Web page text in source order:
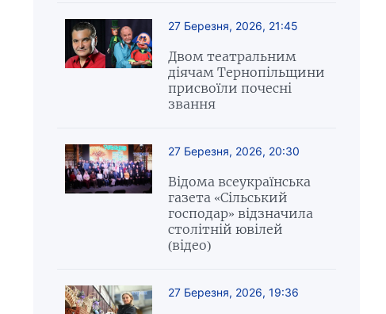
27 Березня, 2026, 21:45
Двом театральним
діячам Тернопільщини
присвоїли почесні
звання
27 Березня, 2026, 20:30
Відома всеукраїнська
газета «Сільський
господар» відзначила
столітній ювілей
(відео)
27 Березня, 2026, 19:36